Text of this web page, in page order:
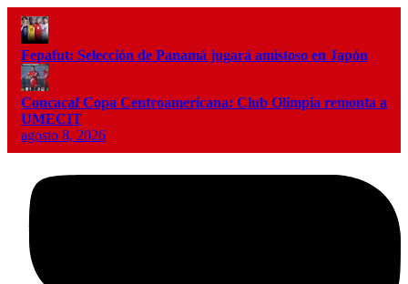
Fepafut: Selección de Panamá jugará amistoso en Japón
Concacaf Copa Centroamericana: Club Olimpia remonta a
UMECIT
agosto 8, 2026